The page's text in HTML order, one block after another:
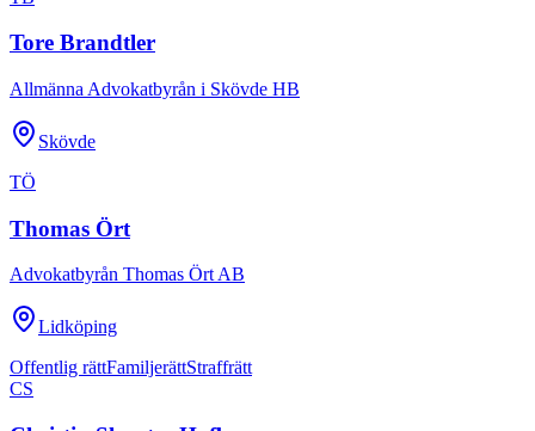
Tore Brandtler
Allmänna Advokatbyrån i Skövde HB
Skövde
TÖ
Thomas Ört
Advokatbyrån Thomas Ört AB
Lidköping
Offentlig rättFamiljerättStraffrätt
CS